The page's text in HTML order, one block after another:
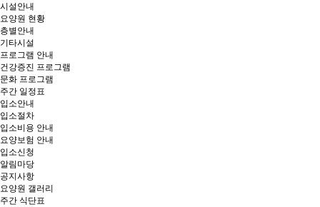
시설안내
요양원 현황
층별안내
기타시설
프로그램 안내
건강증진 프로그램
문화 프로그램
주간 일정표
입소안내
입소절차
입소비용 안내
요양보험 안내
입소신청
알림마당
공지사항
요양원 갤러리
주간 식단표